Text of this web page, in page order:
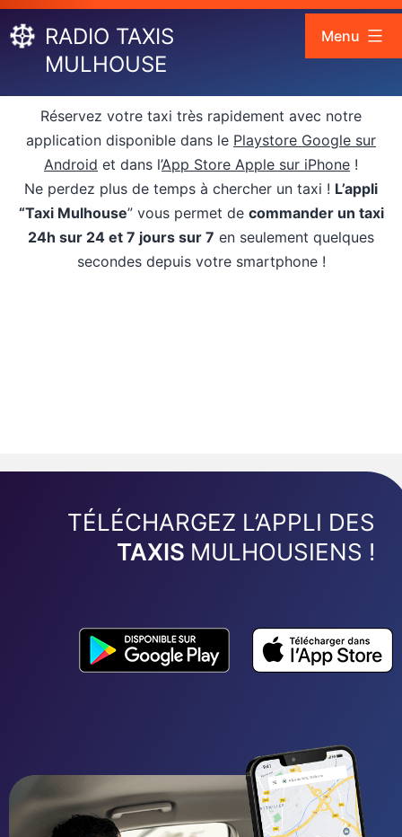
Aller
au
contenu
RADIO TAXIS
MULHOUSE
Menu
Réservez votre taxi très rapidement avec notre
application disponible dans le Playstore Google sur
Android et dans l’App Store Apple sur iPhone !
Ne perdez plus de temps à chercher un taxi ! L’appli
“Taxi Mulhouse” vous permet de commander un taxi
24h sur 24 et 7 jours sur 7 en seulement quelques
secondes depuis votre smartphone !
TÉLÉCHARGEZ L’APPLI DES
TAXIS MULHOUSIENS !